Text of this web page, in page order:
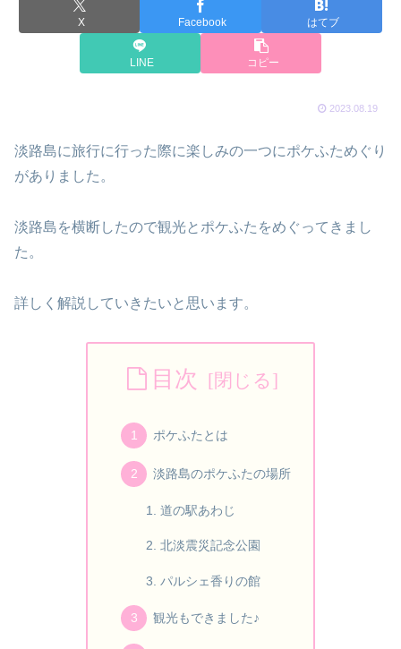
X Facebook はてブ
LINE コピー
2023.08.19
淡路島に旅行に行った際に楽しみの一つにポケふためぐり
がありました。
淡路島を横断したので観光とポケふたをめぐってきまし
た。
詳しく解説していきたいと思います。
目次
ポケふたとは
淡路島のポケふたの場所
道の駅あわじ
北淡震災記念公園
パルシェ香りの館
観光もできました♪